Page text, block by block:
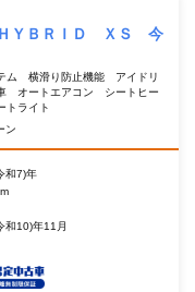
ＹＢＲＩＤ ＸＳ 今
ム 横滑り防止機能 アイドリ
オートエアコン シートヒー
ライト
ン
和7)年
和10)年11月